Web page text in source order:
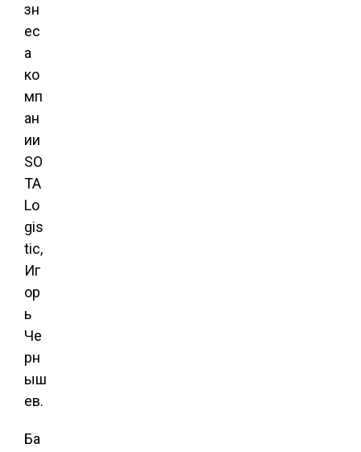
зн
ес
а
ко
мп
ан
ии
SO
TA
Lo
gis
tic,
Иг
ор
ь
Че
рн
ыш
ев.
Ба